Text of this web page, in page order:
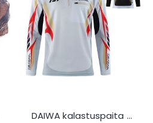
DAIWA kalastuspaita UV-suojattu